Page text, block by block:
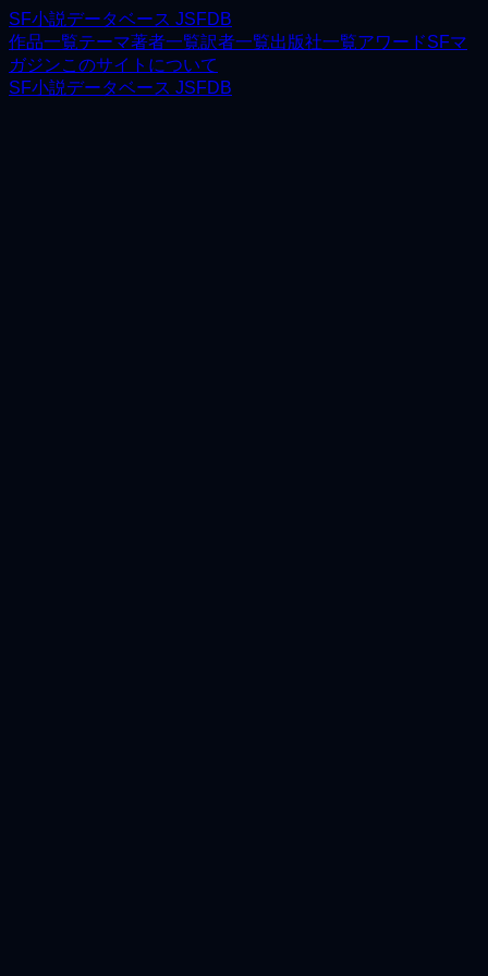
SF小説データベース JSFDB
作品一覧テーマ著者一覧訳者一覧出版社一覧アワードSFマ
ガジンこのサイトについて
SF小説データベース JSFDB